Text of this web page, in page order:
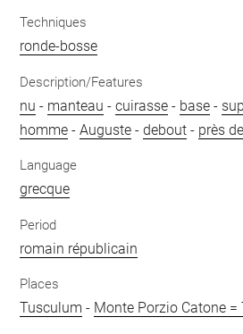
Techniques
ronde-bosse
Description/Features
nu - manteau -cuirasse - base -
homme -Auguste -debout - près de
Language
grecque
Period
romain républicain
Places
Tusculum - Monte Porzio Catone =